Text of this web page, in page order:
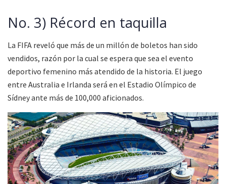
No. 3) Récord en taquilla
La FIFA reveló que más de un millón de boletos han sido
vendidos, razón por la cual se espera que sea el evento
deportivo femenino más atendido de la historia. El juego
entre Australia e Irlanda será en el Estadio Olímpico de
Sídney ante más de 100,000 aficionados.